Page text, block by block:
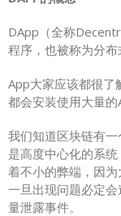
DApp（全称
程序，也被称为分布
App大家应该都很了
都会安装使用大量
我们知道区块链有
是高度中心化的系
着不小的弊端，因
一旦出现问题必定
量泄露事件。